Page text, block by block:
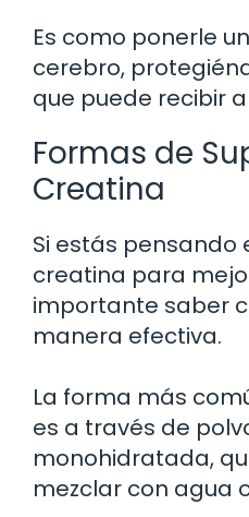
Es como ponerle
cerebro,
que puede recibir
Formas de
Creatina
Si estás pensando
creatina para
importante saber
manera efectiva.
La forma más
es a través de
monohidratada,
mezclar con agua